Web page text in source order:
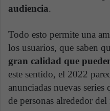
audiencia.
Todo esto permite una
los usuarios, que saben
gran calidad que
este sentido, el 2022
anunciadas nuevas
de personas alrededor